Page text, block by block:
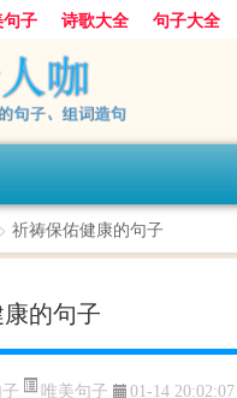
子 诗歌大全 句子大全
文 美文欣赏
类
> 祈祷保佑健康的句子
的句子
唯美句子 01-14 20:02:07